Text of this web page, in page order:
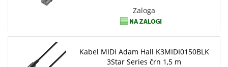
Zaloga
Kabel MIDI Adam Hall K3MIDI0150BLK
3Star Series črn 1,5 m